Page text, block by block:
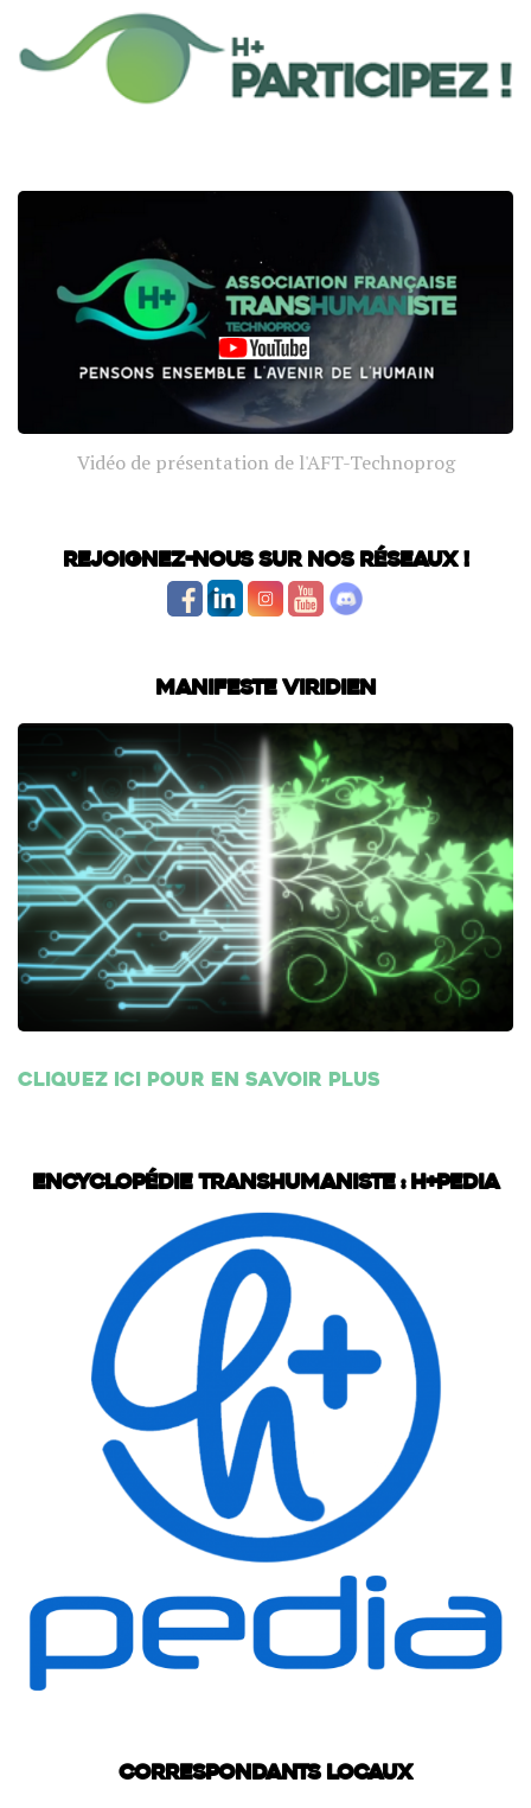
Vidéo de présentation de l'AFT-Technoprog
Rejoignez-nous sur nos réseaux !
Manifeste Viridien
Cliquez ici pour en savoir plus
Encyclopédie transhumaniste : H+Pedia
Correspondants locaux